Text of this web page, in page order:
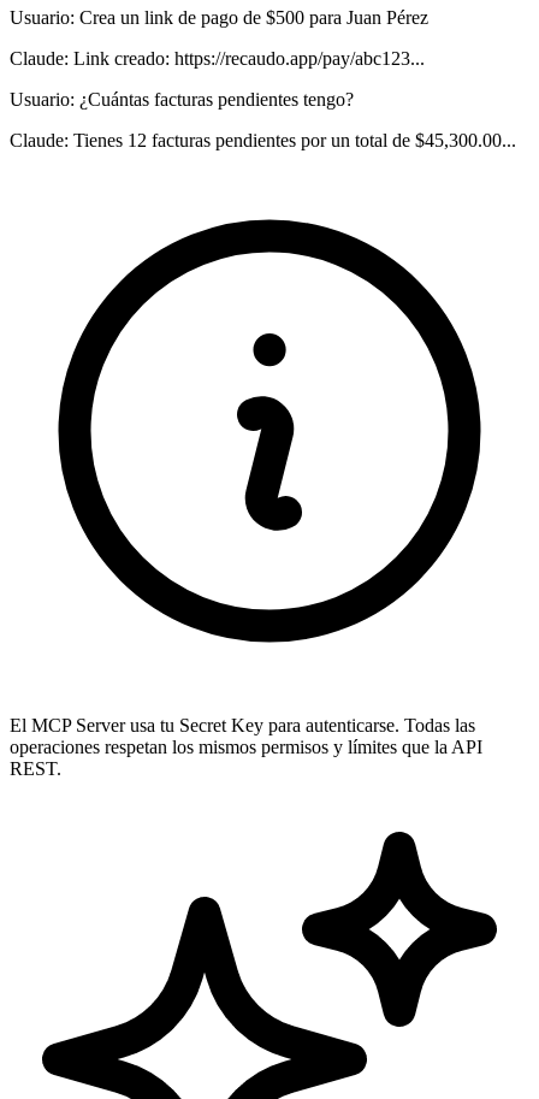
Usuario: Crea un link de pago de $500 para Juan Pérez
Claude: Link creado: https://recaudo.app/pay/abc123...
Usuario: ¿Cuántas facturas pendientes tengo?
Claude: Tienes 12 facturas pendientes por un total de $45,300.00...
El MCP Server usa tu Secret Key para autenticarse. Todas las
operaciones respetan los mismos permisos y límites que la API
REST.